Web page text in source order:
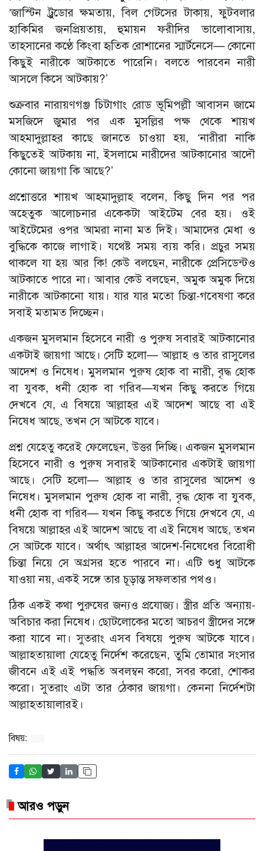
‘জাস্টিন ট্রুডোর ক্ষমতায়, বিল গেটসের টাকায়, ফুটবলার
হাকিমির জনপ্রিয়তায়, হুমায়ন ফরীদির ভালোবাসায়,
তাহসানের কণ্ঠে কিংবা হৃতিক রোশানের স্মার্টনেসে— কোনো
কিছুই নারীকে আটকাতে পারেনি। বলতে পারবেন নারী
আসলে কিসে আটকায়?’
শুক্রবার নারায়ণগঞ্জ চিটাগাং রোড ভূমিপল্লী আবাসন জামে
মসজিদে জুমার পর এক মুসল্লির পক্ষ থেকে শায়খ
আহমাদুল্লাহর কাছে জানতে চাওয়া হয়, ‘নারীরা নাকি
কিছুতেই আটকায় না, ইসলামে নারীদের আটকানোর আদৌ
কোনো জায়গা কি আছে?’
প্রশ্নোত্তরে শায়খ আহমাদুল্লাহ বলেন, কিছু দিন পর পর
অহেতুক আলোচনার একেকটা আইটেম বের হয়। ওই
আইটেমের ওপর আমরা নানা মত দিই। আমাদের মেধা ও
বুদ্ধিকে কাজে লাগাই। যথেষ্ট সময় ব্যয় করি। প্রচুর সময়
থাকলে যা হয় আর কি! কেউ বলছেন, নারীকে প্রেসিডেন্টও
আটকাতে পারে না। আবার কেউ বলছেন, অমুক অমুক দিয়ে
নারীকে আটকানো যায়। যার যার মতো চিন্তা-গবেষণা করে
সবাই মতামত দিচ্ছেন।
একজন মুসলমান হিসেবে নারী ও পুরুষ সবারই আটকানোর
একটাই জায়গা আছে। সেটি হলো— আল্লাহ ও তার রাসুলের
আদেশ ও নিষেধ। মুসলমান পুরুষ হোক বা নারী, বৃদ্ধ হোক
বা যুবক, ধনী হোক বা গরিব—যখন কিছু করতে গিয়ে
দেখবে যে, এ বিষয়ে আল্লাহর এই আদেশ আছে বা এই
নিষেধ আছে, তখন সে আটকে যাবে।
প্রশ্ন যেহেতু করেই ফেলেছেন, উত্তর দিচ্ছি। একজন মুসলমান
হিসেবে নারী ও পুরুষ সবারই আটকানোর একটাই জায়গা
আছে। সেটি হলো— আল্লাহ ও তার রাসুলের আদেশ ও
নিষেধ। মুসলমান পুরুষ হোক বা নারী, বৃদ্ধ হোক বা যুবক,
ধনী হোক বা গরিব— যখন কিছু করতে গিয়ে দেখবে যে, এ
বিষয়ে আল্লাহর এই আদেশ আছে বা এই নিষেধ আছে, তখন
সে আটকে যাবে। অর্থাৎ আল্লাহর আদেশ-নিষেধের বিরোধী
চিন্তা নিয়ে সে অগ্রসর হতে পারবে না। এটি শুধু আটকে
যাওয়া নয়, একই সঙ্গে তার চূড়ান্ত সফলতার পথও।
ঠিক একই কথা পুরুষের জন্যও প্রযোজ্য। স্ত্রীর প্রতি অন্যায়-
অবিচার করা নিষেধ। ছোটলোকের মতো আচরণ স্ত্রীদের সঙ্গে
করা যাবে না। সুতরাং এসব বিষয়ে পুরুষ আটকে যাবে।
আল্লাহতায়ালা যেহেতু নির্দেশ করেছেন, তুমি তোমার সংসার
জীবনে এই এই পদ্ধতি অবলম্বন করো, সবর করো, শোকর
করো। সুতরাং এটা তার ঠেকার জায়গা। কেননা নির্দেশটা
আল্লাহতায়ালারই।
বিষয়:
আরও পড়ুন